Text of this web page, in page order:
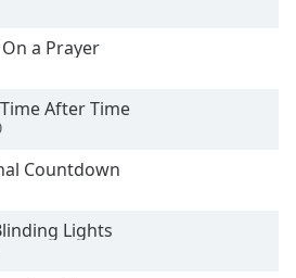
a Prayer
Time After Time
Countdown
Lights